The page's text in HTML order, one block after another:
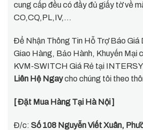
cung cấp đều có đầy đủ giấy tờ về
CO,CQ,PL,IV,…
Để Nhận Thông Tin Hỗ Trợ Báo Giá
Giao Hàng, Bảo Hành, Khuyến Mại
KVM-SWITCH Giá Rẻ tại
Liên Hệ Ngaycho chúng tôi theo
[ Đặt Mua Hàng Tại Hà Nội ]
Đ/c: Số 108 Nguyễn Viết Xuân,